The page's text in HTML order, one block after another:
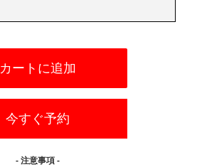
カートに追加
今すぐ予約
- 注意事項 -